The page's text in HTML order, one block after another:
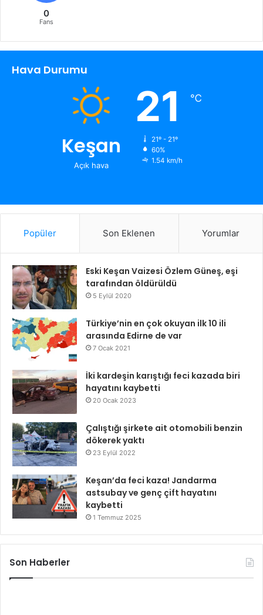
0
Fans
Hava Durumu
Keşan
Açık hava
21 ℃
21º - 21º
60%
1.54 km/h
Popüler Son Eklenen Yorumlar
Eski Keşan Vaizesi Özlem Güneş, eşi
tarafından öldürüldü
5 Eylül 2020
Türkiye’nin en çok okuyan ilk 10 ili
arasında Edirne de var
7 Ocak 2021
İki kardeşin karıştığı feci kazada biri
hayatını kaybetti
20 Ocak 2023
Çalıştığı şirkete ait otomobili benzin
dökerek yaktı
23 Eylül 2022
Keşan’da feci kaza! Jandarma
astsubay ve genç çift hayatını
kaybetti
1 Temmuz 2025
Son Haberler